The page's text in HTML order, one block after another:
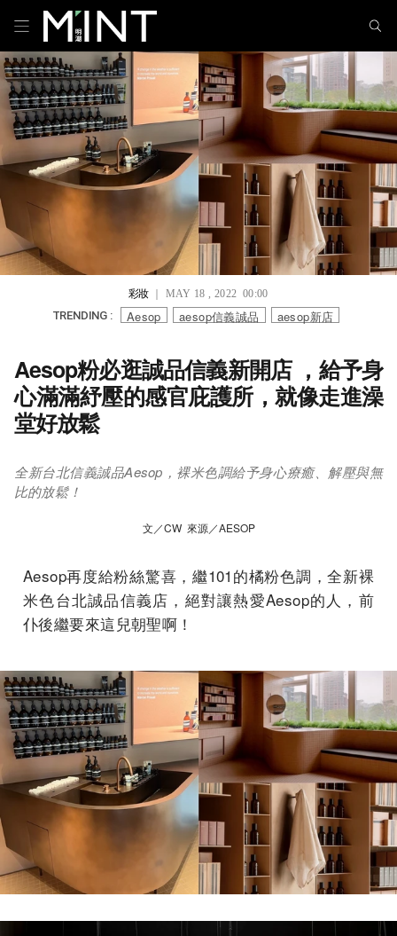
彩妝｜ MAY 18 , 2022 00:00
TRENDING : Aesop aesop信義誠品 aesop新店
Aesop粉必逛誠品信義新開店 ，給予身
心滿滿紓壓的感官庇護所，就像走進澡
堂好放鬆
全新台北信義誠品Aesop，裸米色調給予身心療癒、解壓與無
比的放鬆！
文／CW 來源／AESOP
Aesop再度給粉絲驚喜，繼101的橘粉色調，全新裸
米色台北誠品信義店，絕對讓熱愛Aesop的人，前
仆後繼要來這兒朝聖啊！